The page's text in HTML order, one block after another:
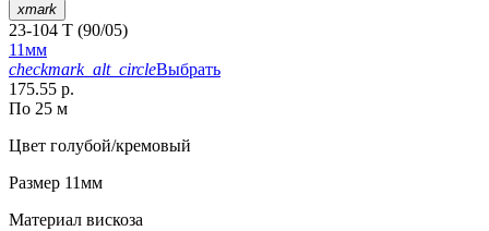
xmark
23-104 T (90/05)
11мм
checkmark_alt_circleВыбрать
175.55 р.
По 25 м
Цвет голубой/кремовый
Размер 11мм
Материал вискоза